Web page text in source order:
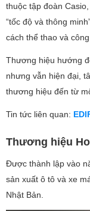
thuộc tập đoàn
“tốc độ và thông
cách thể thao và
Thương hiệu hướng
nhưng vẫn hiện đại,
thương hiệu đến từ
Tin tức liên quan:
Thương hiệu
Được thành lập vào
sản xuất ô tô và xe
Nhật Bản.